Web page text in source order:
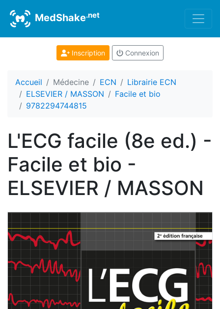
MedShake.net
Inscription Connexion
Accueil Médecine ECN
Librairie ECN
ELSEVIER / MASSON
Facile et bio
9782294744815
L'ECG facile (8e ed.) -
Facile et bio -
ELSEVIER / MASSON